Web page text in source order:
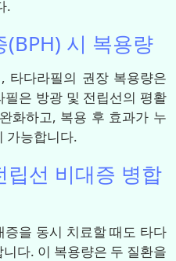
.
시 복용량
타다라필의 권장 복용량은
은 방광 및 전립선의 평활
화하고, 복용 후 효과가 누
가능합니다.
립선 비대증 병합
을 동시 치료할 때도 타다
다. 이 복용량은 두 질환을